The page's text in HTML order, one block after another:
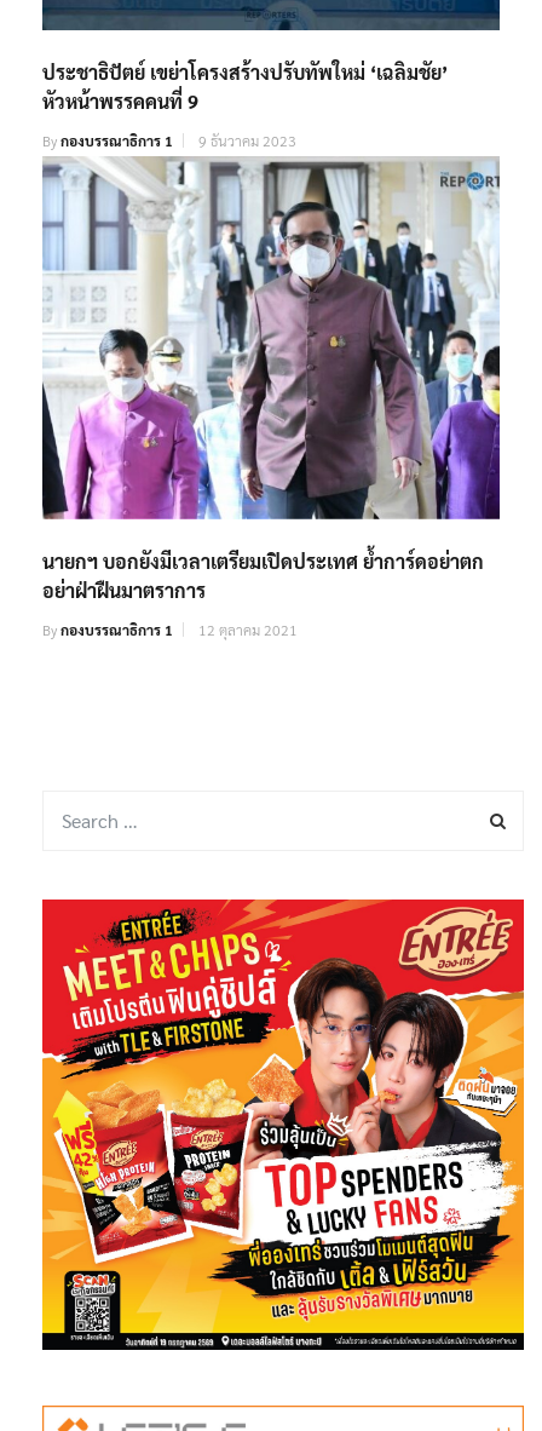
ประชาธิปัตย์ เขย่าโครงสร้างปรับทัพใหม่ ‘เฉลิมชัย’
หัวหน้าพรรคคนที่ 9
Byกองบรรณาธิการ 1 9 ธันวาคม 2023
นายกฯ​ ​บอกยังมีเวลาเตรียมเปิดประเทศ​ ย้ำการ์ดอย่าตก
อย่าฝ่าฝืนมาตราการ
Byกองบรรณาธิการ 1 12 ตุลาคม 2021